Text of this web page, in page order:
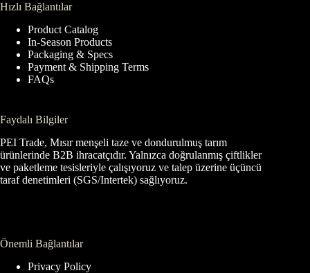
Hızlı Bağlantılar
Product Catalog
In-Season Products
Packaging & Specs
Payment & Shipping Terms
FAQs
Faydalı Bilgiler
PEI Trade, Mısır menşeli taze ve dondurulmuş tarım
ürünlerinde B2B ihracatçıdır. Yalnızca doğrulanmış çiftlikler
ve paketleme tesisleriyle çalışıyoruz ve talep üzerine üçüncü
taraf denetimleri (SGS/Intertek) sağlıyoruz.
Önemli Bağlantılar
Privacy Policy